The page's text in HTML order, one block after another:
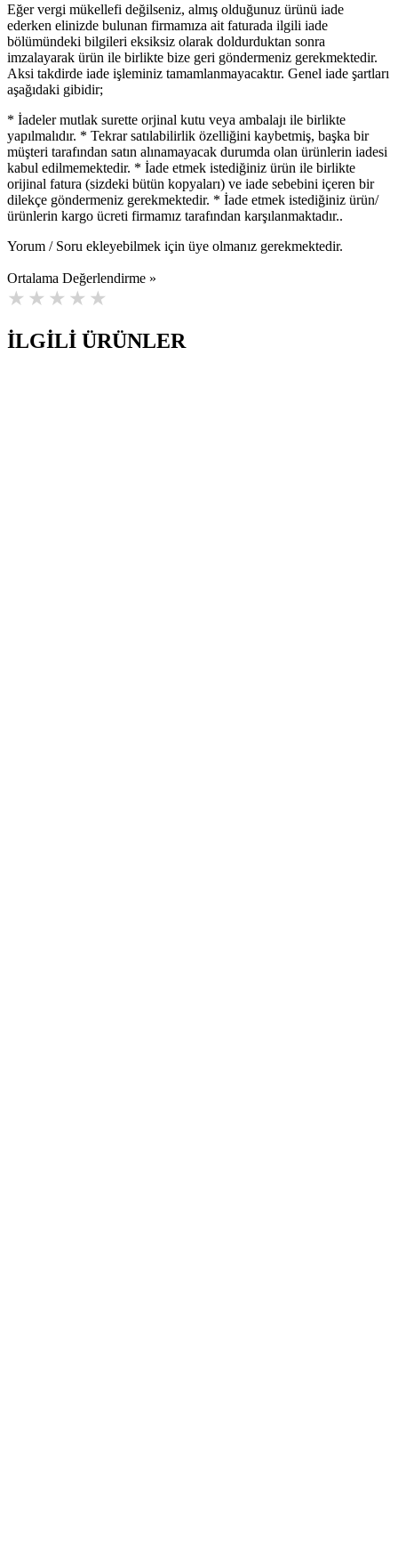
Eğer vergi mükellefi değilseniz, almış olduğunuz ürünü iade
ederken elinizde bulunan firmamıza ait faturada ilgili iade
bölümündeki bilgileri eksiksiz olarak doldurduktan sonra
imzalayarak ürün ile birlikte bize geri göndermeniz gerekmektedir.
Aksi takdirde iade işleminiz tamamlanmayacaktır. Genel iade şartları
aşağıdaki gibidir;
* İadeler mutlak surette orjinal kutu veya ambalajı ile birlikte
yapılmalıdır. * Tekrar satılabilirlik özelliğini kaybetmiş, başka bir
müşteri tarafından satın alınamayacak durumda olan ürünlerin iadesi
kabul edilmemektedir. * İade etmek istediğiniz ürün ile birlikte
orijinal fatura (sizdeki bütün kopyaları) ve iade sebebini içeren bir
dilekçe göndermeniz gerekmektedir. * İade etmek istediğiniz ürün/
ürünlerin kargo ücreti firmamız tarafından karşılanmaktadır..
Yorum / Soru ekleyebilmek için üye olmanız gerekmektedir.
Ortalama Değerlendirme »
İLGİLİ ÜRÜNLER